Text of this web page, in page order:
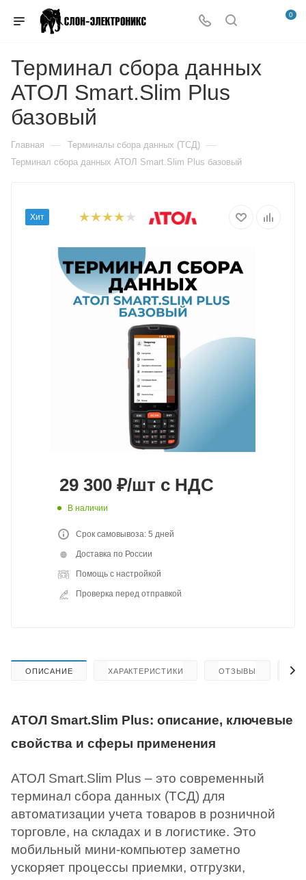
0
Терминал сбора данных
АТОЛ Smart.Slim Plus
базовый
Главная — Терминалы сбора данных (ТСД) —
Терминал сбора данных АТОЛ Smart.Slim Plus базовый
Хит
29 300 ₽/шт с НДС
В наличии
Срок самовывоза: 5 дней
Доставка по России
Помощь с настройкой
Проверка перед отправкой
ОПИСАНИЕ ХАРАКТЕРИСТИКИ ОТЗЫВЫ
АТОЛ Smart.Slim Plus: описание, ключевые
свойства и сферы применения
АТОЛ Smart.Slim Plus – это современный
терминал сбора данных (ТСД) для
автоматизации учета товаров в розничной
торговле, на складах и в логистике. Это
мобильный мини-компьютер заметно
ускоряет процессы приемки, отгрузки,